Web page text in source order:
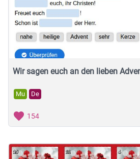
Wir sagen euch an den lieben
Mu De
154